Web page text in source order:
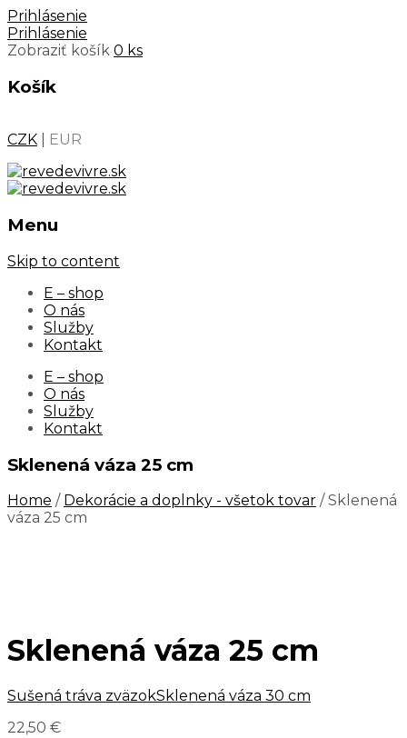
Prihlásenie
Prihlásenie
Zobraziť košík 0 ks
Košík
CZK EUR
Menu
Skip to content
E – shop
O nás
Služby
Kontakt
E – shop
O nás
Služby
Kontakt
Sklenená váza 25 cm
Home / Dekorácie a doplnky - všetok tovar / Sklenená
váza 25 cm
Sklenená váza 25 cm
Sušená tráva zväzokSklenená váza 30 cm
22,50 €